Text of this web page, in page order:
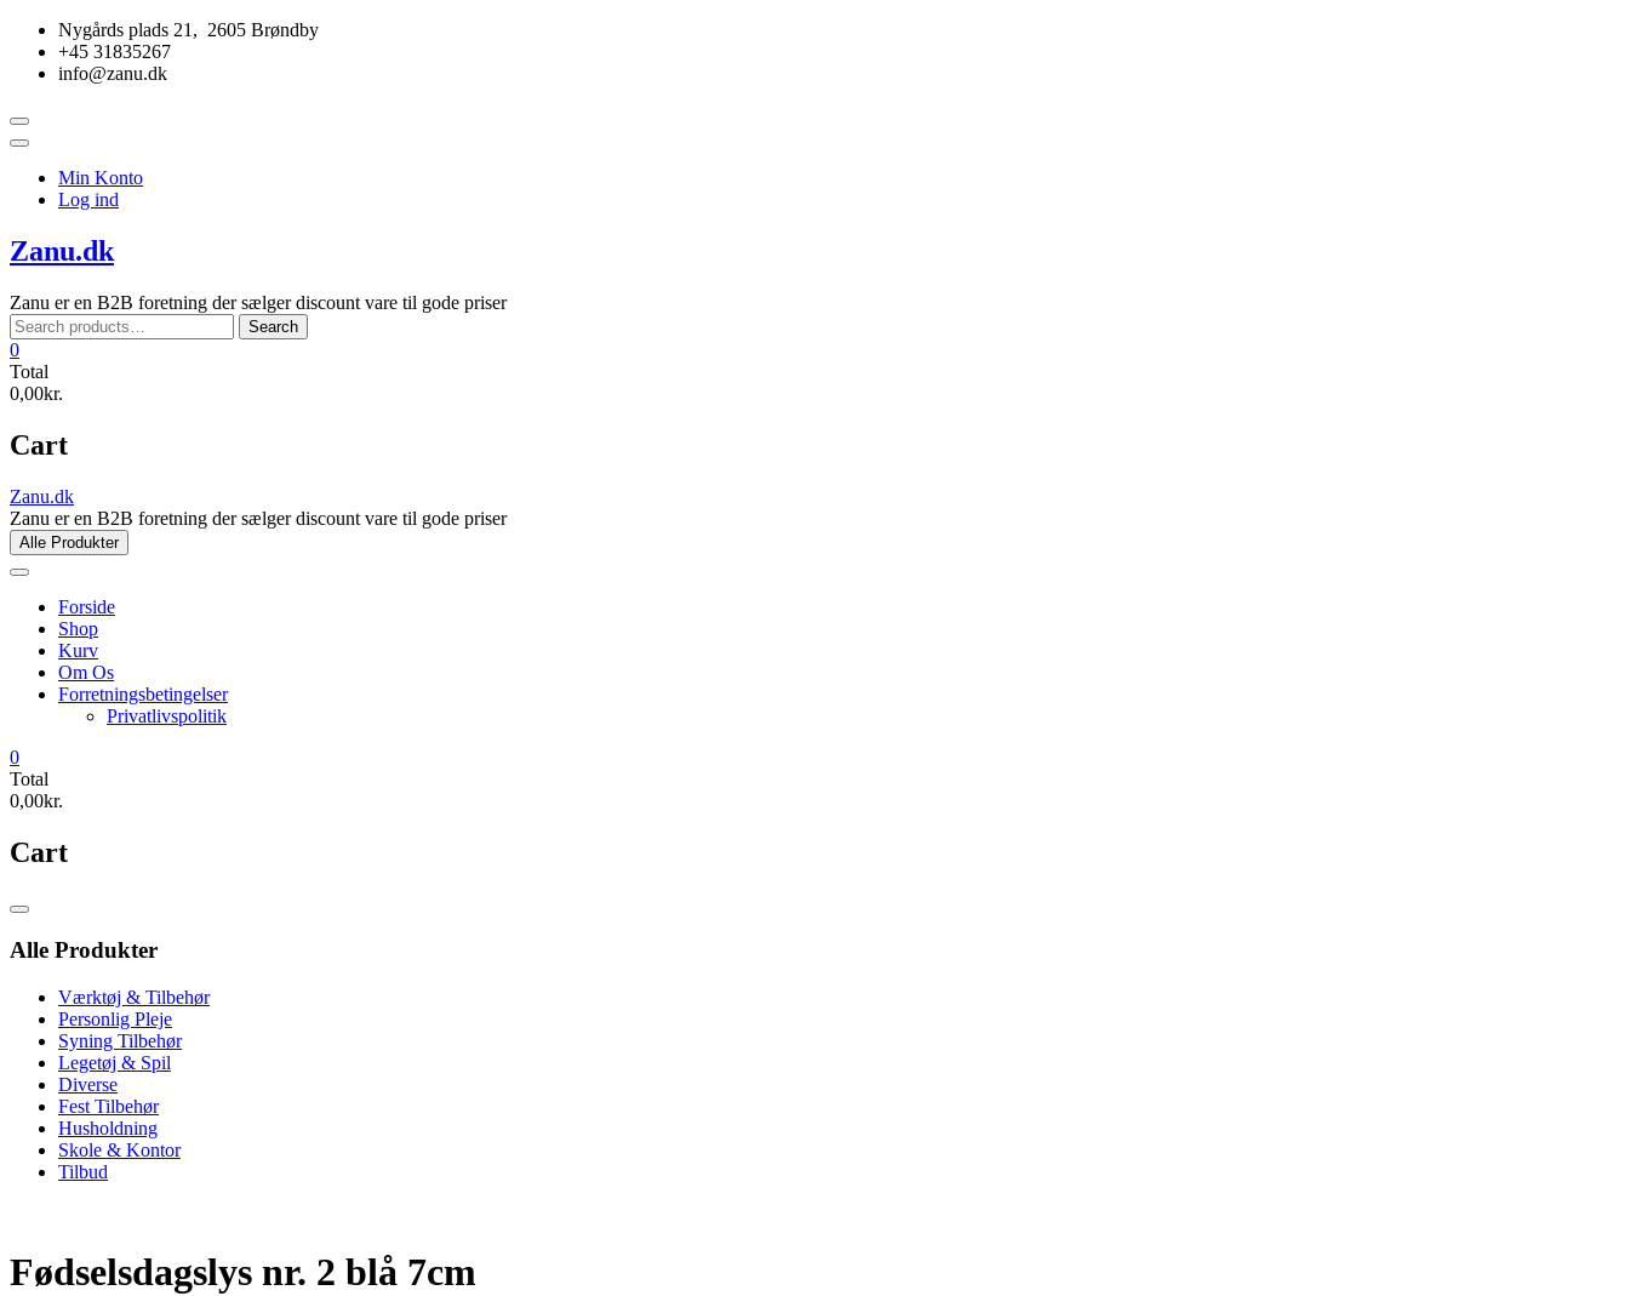
Skip
content
Nygårds plads 21, 2605 Brøndby
+45 31835267
info@zanu.dk
Topbar
Menu
Min Konto
Log ind
Zanu.dk
Zanu er en B2B foretning der sælger discount vare til gode priser
Search
for:
Search
0
Total
0,00kr.
Cart
Zanu.dk
Zanu er en B2B foretning der sælger discount vare til gode priser
Alle Produkter
Forside
Shop
Kurv
Om Os
Forretningsbetingelser
Privatlivspolitik
0
Total
0,00kr.
Cart
Catalog
Alle Produkter
Værktøj & Tilbehør
Personlig Pleje
Syning Tilbehør
Legetøj & Spil
Diverse
Fest Tilbehør
Husholdning
Skole & Kontor
Tilbud
Fødselsdagslys nr. 2 blå 7cm